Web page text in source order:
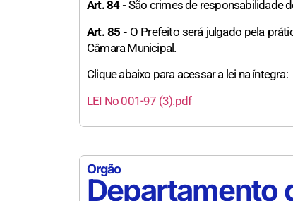
Art. 84 -São crimes de responsabilidade
Art. 85 - O Prefeito será julgado pela
Câmara Municipal.
Clique abaixo para acessar a lei na íntegra:
LEI No 001-97 (3).pdf
Orgão
Departamento